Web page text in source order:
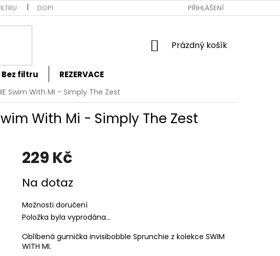
DOPRAVA A PLATBA OBCHODNÍ PODMÍNKY
PŘIHLÁŠENÍ
NÁKUPNÍ
Prázdný košík
Bez filtru REZERVACE
Swim With Mi - Simply The Zest
With Mi - Simply The Zest
229 Kč
cena:
Na dotaz
Možnosti doručení
Položka byla vyprodána…
Oblíbená gumička invisibobble Sprunchie z kolekce SWIM
WITH MI.